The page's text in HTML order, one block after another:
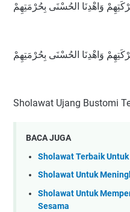
وَاهْدِنَا الحُسْنَى بِحُرْمَتِهِمْ
وَاهْدِنَا الحُسْنَى بِحُرْمَتِهِمْ
Sholawat Ujang Bustomi
BACA JUGA
Sholawat Terbaik
Sholawat Untuk
Sholawat Untuk
Sesama